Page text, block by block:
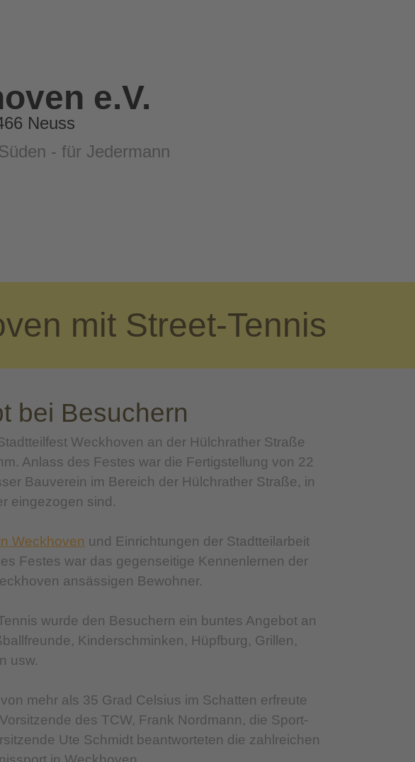
e.V.
Neuss
- für Jedermann
mit Street-Tennis
bei Besuchern
Weckhoven an der Hülchrather Straße
Anlass des Festes war die Fertigstellung von 22
Bauverein im Bereich der Hülchrather Straße, in
eingezogen sind.
Weckhoven und Einrichtungen der Stadtteilarbeit
Festes war das gegenseitige Kennenlernen der
ansässigen Bewohner.
wurde den Besuchern ein buntes Angebot an
Kinderschminken, Hüpfburg, Grillen,
usw.
mehr als 35 Grad Celsius im Schatten erfreute
des TCW, Frank Nordmann, die Sport-
Ute Schmidt beantworteten die zahlreichen